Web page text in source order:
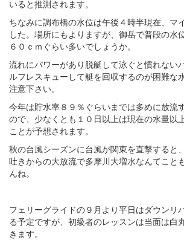
いると推測されます。
ちなみに調布橋の水位は午後４時半現在、マ
した。場所にもよりますが、御岳で普段の水
６０ｃｍぐらい多いでしょうか。
流れにパワーがあり脱艇して泳ぐと慣れない
ルフレスキューして艇を回収するのが困難な
注意下さい。
今年は貯水率８９％ぐらいまでは多めに放流
ので、少なくとも１０日以上は現在の水量以
ことが予想されます。
秋の台風シーズンに台風が関東を直撃すると
吐きからの大放流で多摩川大増水なんてこと
んね。
フェリーグライドの９月より平日はダウンリ
る予定ですが、初級者のレッスンは当面は白
きます。